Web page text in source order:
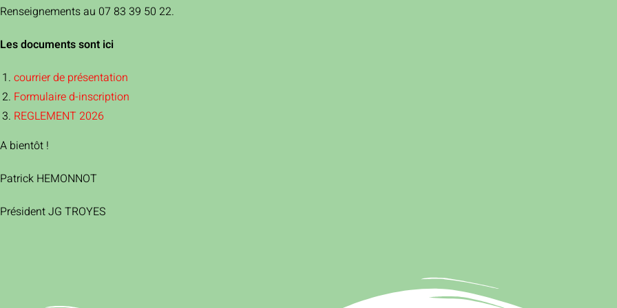
Renseignements au 07 83 39 50 22.
Les documents sont ici
courrier de présentation
Formulaire d-inscription
REGLEMENT 2026
A bientôt !
Patrick HEMONNOT
Président JG TROYES